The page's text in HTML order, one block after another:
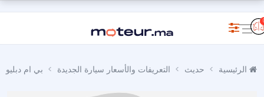
حديث التعريفات والأسعار سيارة الجديدة بي ام دبليو